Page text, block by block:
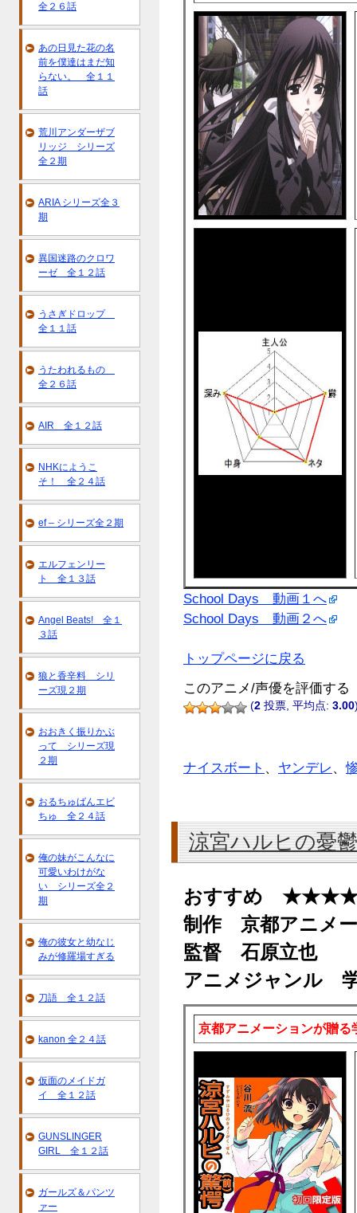
School Days 動画１へ
School Days 動画２へ
トップページに戻る
このアニメ/声優を評価する
(2 投票, 平均点: 3.00
ナイスボート 、 ヤンデレ 、
涼宮ハルヒの憂
おすすめ
制作 京都アニメ
監督 石原立也
アニメジャンル
京都アニメーションが贈る
全２６話
あの日見た花の名
前を僕達はまだ知
らない。 全１１
話
荒川アンダーザブ
リッジ シリーズ
全２期
ARIA シリーズ全３
期
異国迷路のクロワ
ーゼ 全１２話
うさぎドロップ
全１１話
うたわれるもの
全２６話
AIR 全１２話
NHKにようこ
そ！ 全２４話
ef – シリーズ全２期
エルフェンリー
ト 全１３話
Angel Beats! 全１
３話
狼と香辛料 シリ
ーズ現２期
おおきく振りかぶ
って シリーズ現
２期
おるちゅばんエビ
ちゅ 全２４話
俺の妹がこんなに
可愛いわけがな
い シリーズ全２
期
俺の彼女と幼なじ
みが修羅場すぎる
刀語 全１２話
kanon 全２４話
仮面のメイドガ
イ 全１２話
GUNSLINGER
GIRL 全１２話
ガールズ＆パンツ
ァー